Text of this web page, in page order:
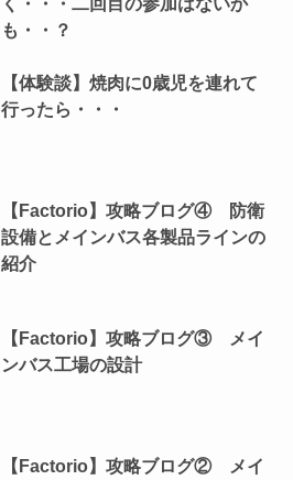
も・・？
【体験談】焼肉に0歳児を連れて
行ったら・・・
【Factorio】攻略ブログ④ 防衛
設備とメインバス各製品ラインの
紹介
【Factorio】攻略ブログ③ メイ
ンバス工場の設計
【Factorio】攻略ブログ② メイ